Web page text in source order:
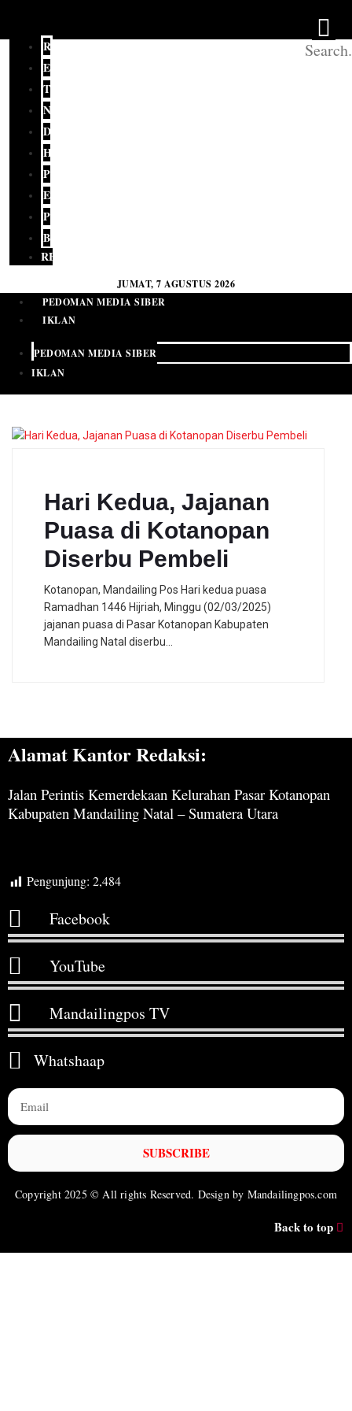
REDAKSI
EDITORIAL
TERKINI
NASIONAL
DAERAH
HUKUM
POLITIK
EKONOMI
PENDIDIKAN
BUDAYA
RELIGI
JUMAT, 7 AGUSTUS 2026
PEDOMAN MEDIA SIBER
IKLAN
PEDOMAN MEDIA SIBER
IKLAN
Hari Kedua, Jajanan
Puasa di Kotanopan
Diserbu Pembeli
Kotanopan, Mandailing Pos Hari kedua puasa
Ramadhan 1446 Hijriah, Minggu (02/03/2025)
jajanan puasa di Pasar Kotanopan Kabupaten
Mandailing Natal diserbu…
Alamat Kantor Redaksi:
Jalan Perintis Kemerdekaan Kelurahan Pasar Kotanopan
Kabupaten Mandailing Natal – Sumatera Utara
Pengunjung: 2,484
Facebook
YouTube
Mandailingpos TV
Whatshaap
SUBSCRIBE
Copyright 2025 © All rights Reserved. Design by Mandailingpos.com
Back to top